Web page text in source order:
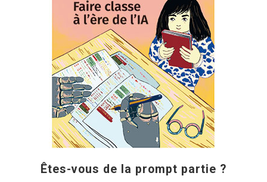
Êtes-vous de la prompt partie ?